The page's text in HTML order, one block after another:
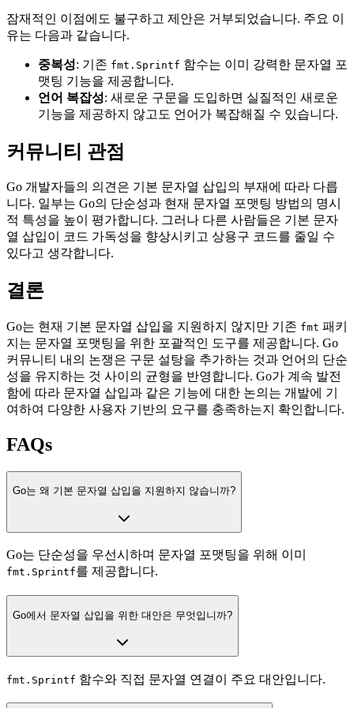
잠재적인 이점에도 불구하고 제안은 거부되었습니다. 주요 이
유는 다음과 같습니다.
중복성: 기존 fmt.Sprintf 함수는 이미 강력한 문자열 포
맷팅 기능을 제공합니다.
언어 복잡성: 새로운 구문을 도입하면 실질적인 새로운
기능을 제공하지 않고도 언어가 복잡해질 수 있습니다.
커뮤니티 관점
Go 개발자들의 의견은 기본 문자열 삽입의 부재에 따라 다릅
니다. 일부는 Go의 단순성과 현재 문자열 포맷팅 방법의 명시
적 특성을 높이 평가합니다. 그러나 다른 사람들은 기본 문자
열 삽입이 코드 가독성을 향상시키고 상용구 코드를 줄일 수
있다고 생각합니다.
결론
Go는 현재 기본 문자열 삽입을 지원하지 않지만 기존 fmt 패키
지는 문자열 포맷팅을 위한 포괄적인 도구를 제공합니다. Go
커뮤니티 내의 논쟁은 구문 설탕을 추가하는 것과 언어의 단순
성을 유지하는 것 사이의 균형을 반영합니다. Go가 계속 발전
함에 따라 문자열 삽입과 같은 기능에 대한 논의는 개발에 기
여하여 다양한 사용자 기반의 요구를 충족하는지 확인합니다.
FAQs
Go는 왜 기본 문자열 삽입을 지원하지 않습니까?
Go는 단순성을 우선시하며 문자열 포맷팅을 위해 이미
fmt.Sprintf를 제공합니다.
Go에서 문자열 삽입을 위한 대안은 무엇입니까?
fmt.Sprintf 함수와 직접 문자열 연결이 주요 대안입니다.